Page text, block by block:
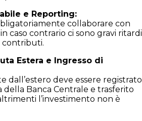
e Reporting:
collaborare con
in caso contrario ci sono gravi ritardi
contributi.
Estera e Ingresso di
dall’estero deve essere registrato
della Banca Centrale e trasferito
l’investimento non è